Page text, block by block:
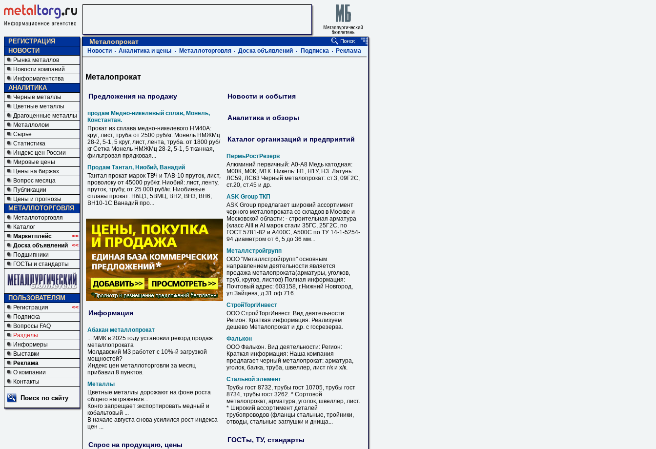
РЕГИСТРАЦИЯ
НОВОСТИ
Рынка металлов
Новости компаний
Информагентства
АНАЛИТИКА
Черные металлы
Цветные металлы
Драгоценные металлы
Металлолом
Сырье
Статистика
Индекс цен России
Мировые цены
Цены на биржах
Вопрос месяца
Публикации
Цены и прогнозы
МЕТАЛЛОТОРГОВЛЯ
Металлоторговля
Каталог
Маркетплейс
<<
Доска объявлений <<
Подшипники
ГОСТы и стандарты
ПОЛЬЗОВАТЕЛЯМ
Регистрация
<<
Подписка
Вопросы FAQ
Разделы
Информеры
Выставки
Реклама
О компании
Контакты
Поиск по сайту
Металопрокат
Новости Аналитика и цены Металлоторговля Доска объявлений Подписка Реклама
Металопрокат
Предложения на продажу
продам Медно-никелевый сплав, Монель,
Константан.
Прокат из сплава медно-никелевого НМ40А:
круг, лист, труба от 2500 руб/кг. Монель НМЖМц
28-2, 5-1, 5 круг, лист, лента, труба. от 1800 руб/
кг Сетка Монель НМЖМц 28-2, 5-1, 5 тканная,
фильтровая прядковая...
Продам Тантал, Ниобий, Ванадий
Тантал прокат марок ТВЧ и ТАВ-10 пруток, лист,
проволоку от 45000 руб/кг. Ниобий: лист, ленту,
пруток, трубу, от 25 000 руб/кг. Ниобиевые
сплавы прокат: НбЦ1; 5ВМЦ; ВН2; ВН3; ВН6;
ВН10-1С Ванадий про...
Информация
Абакан металлопрокат
... ММК в 2025 году установил рекорд продаж
металлопроката
Молдавский МЗ работет с 10%-й загрузкой
мощностей?
Индекс цен металлоторговли за месяц
прибавил 8 пунктов.
Металлы
Цветные металлы дорожают на фоне роста
общего напряжения...
Конго запрещает экспортировать медный и
кобальтовый ...
В начале августа снова усилился рост индекса
цен ...
Спрос на продукцию, цены
Новости и события
Аналитика и обзоры
Каталог организаций и предприятий
ПермьРостРезерв
Алюминий первичный: А0-А8 Медь катодная:
М00К, М0К, М1К. Никель: Н1, Н1У, Н3. Латунь:
ЛС59, ЛС63 Черный металопрокат: ст.3, 09Г2С,
ст.20, ст.45 и др.
ASK Group ТКП
ASK Group предлагает широкий ассортимент
черного металопроката со складов в Москве и
Московской области: - строительная арматура
(класс AIII и АI марок стали 35ГС, 25Г2С, по
ГОСТ 5781-82 и А400С, А500С по ТУ 14-1-5254-
94 диаметром от 6, 5 до 36 мм...
Металлстройгрупп
ООО "Металлстройгрупп" основным
направлением деятельности является
продажа металопроката(арматуры, уголков,
труб, кругов, листов) Полная информация:
Почтовый адрес: 603158, г.Нижний Новгород,
ул.Зайцева, д.31 оф.716.
СтройТоргИнвест
ООО СтройТоргИнвест. Вид деятельности:
Регион: Краткая информация: Реализуем
дешево Металопрокат и др. с госрезерва.
Фалькон
ООО Фалькон. Вид деятельности: Регион:
Краткая информация: Наша компания
предлагает черный металопрокат: арматура,
уголок, балка, труба, швеллер, лист г/к и х/к.
Стальной элемент
Трубы гост 8732, трубы гост 10705, трубы гост
8734, трубы гост 3262. * Сортовой
металопрокат, арматура, уголок, швеллер, лист.
* Широкий ассортимент деталей
трубопроводов (фланцы стальные, тройники,
отводы, стальные заглушки и днища...
ГОСТы, ТУ, стандарты